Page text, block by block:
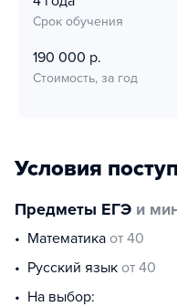
Срок обучения
190 000 р.
Стоимость, за год
Условия
Предметы ЕГЭ и
математика от 40
русский язык от 40
На выбор: